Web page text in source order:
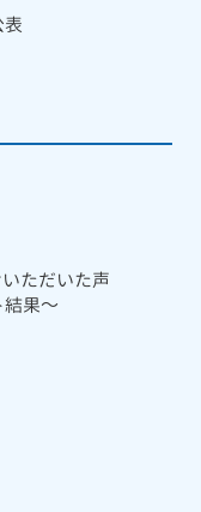
ただいた声
果～